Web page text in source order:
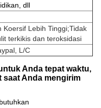
dll
Koersif Lebih Tinggi;Tidak
terkikis dan teroksidasi
L/C
Anda tepat waktu,
saat Anda mengirim